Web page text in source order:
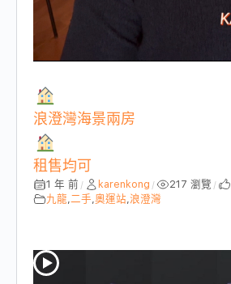
浪澄灣海景兩房
租售均可
1 年 前 / karenkong / 217 瀏覽 /
九龍,二手,奧運站,浪澄灣